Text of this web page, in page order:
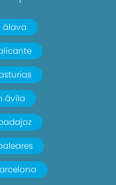
álava
ávila